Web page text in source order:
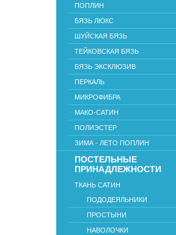
ПОПЛИН
БЯЗЬ ЛЮКС
ШУЙСКАЯ БЯЗЬ
ТЕЙКОВСКАЯ БЯЗЬ
БЯЗЬ ЭКСКЛЮЗИВ
ПЕРКАЛЬ
МИКРОФИБРА
МАКО-САТИН
ПОЛИЭСТЕР
ЗИМА - ЛЕТО ПОПЛИН
ПОСТЕЛЬНЫЕ
ПРИНАДЛЕЖНОСТИ
ТКАНЬ САТИН
ПОДОДЕЯЛЬНИКИ
ПРОСТЫНИ
НАВОЛОЧКИ